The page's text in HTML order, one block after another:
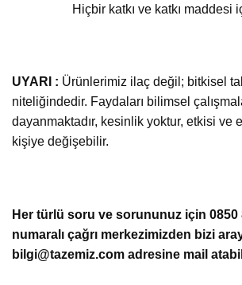
Hiçbir katkı ve katkı maddesi
UYARI : Ürünlerimiz ilaç değil; bitkisel
niteliğindedir. Faydaları bilimsel
dayanmaktadır, kesinlik yoktur, etkisi ve
kişiye değişebilir.
Her türlü soru ve sorununuz için 0850
numaralı çağrı merkezimizden bizi
bilgi@tazemiz.com adresine mail